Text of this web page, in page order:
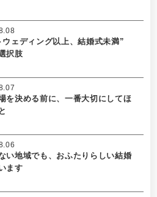
ウェディング以上、結婚式未満”
択肢
を決める前に、一番大切にしてほ
い地域でも、おふたりらしい結婚
ます